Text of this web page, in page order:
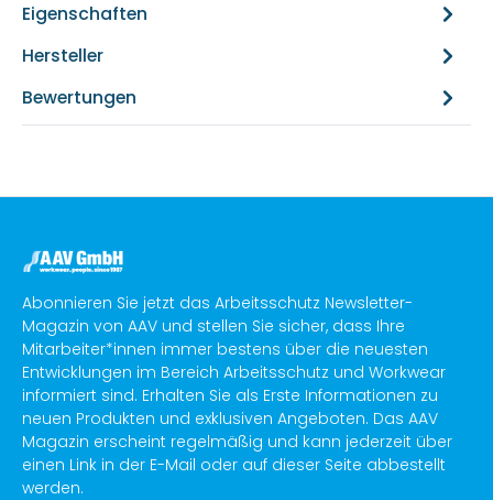
Eigenschaften
Hersteller
Bewertungen
Abonnieren Sie jetzt das Arbeitsschutz Newsletter-
Magazin von AAV und stellen Sie sicher, dass Ihre
Mitarbeiter*innen immer bestens über die neuesten
Entwicklungen im Bereich Arbeitsschutz und Workwear
informiert sind. Erhalten Sie als Erste Informationen zu
neuen Produkten und exklusiven Angeboten. Das AAV
Magazin erscheint regelmäßig und kann jederzeit über
einen Link in der E-Mail oder auf dieser Seite abbestellt
werden.